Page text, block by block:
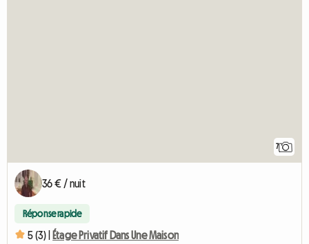
7
36 € / nuit
Réponse rapide
5 (3) | Étage Privatif Dans Une Maison